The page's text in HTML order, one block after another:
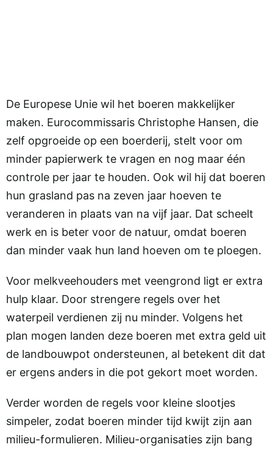
De Europese Unie wil het boeren makkelijker
maken. Eurocommissaris Christophe Hansen, die
zelf opgroeide op een boerderij, stelt voor om
minder papierwerk te vragen en nog maar één
controle per jaar te houden. Ook wil hij dat boeren
hun grasland pas na zeven jaar hoeven te
veranderen in plaats van na vijf jaar. Dat scheelt
werk en is beter voor de natuur, omdat boeren
dan minder vaak hun land hoeven om te ploegen.
Voor melkveehouders met veengrond ligt er extra
hulp klaar. Door strengere regels over het
waterpeil verdienen zij nu minder. Volgens het
plan mogen landen deze boeren met extra geld uit
de landbouwpot ondersteunen, al betekent dit dat
er ergens anders in die pot gekort moet worden.
Verder worden de regels voor kleine slootjes
simpeler, zodat boeren minder tijd kwijt zijn aan
milieu-formulieren. Milieu-organisaties zijn bang